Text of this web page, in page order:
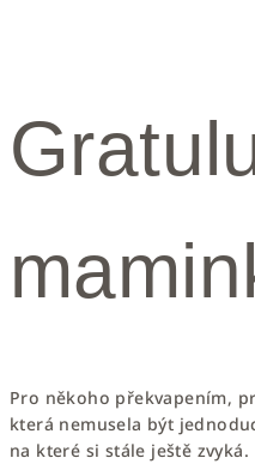
Pro někoho překvapením,
která nemusela být
na které si stále ještě zvyká.